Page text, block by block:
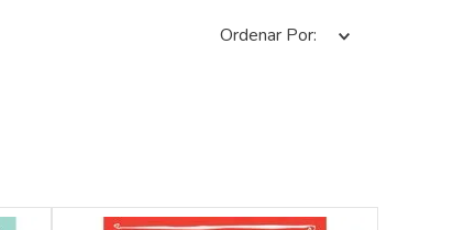
Ordenar Por